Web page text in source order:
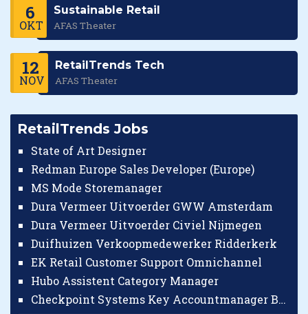
6
OKT
Sustainable Retail
AFAS Theater
12
NOV
RetailTrends Tech
AFAS Theater
RetailTrends Jobs
State of Art Designer
Redman Europe Sales Developer (Europe)
MS Mode Storemanager
Dura Vermeer Uitvoerder GWW Amsterdam
Dura Vermeer Uitvoerder Civiel Nijmegen
Duifhuizen Verkoopmedewerker Ridderkerk
EK Retail Customer Support Omnichannel
Hubo Assistent Category Manager
Checkpoint Systems Key Accountmanager Benelux